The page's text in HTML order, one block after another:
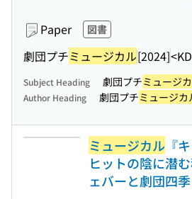
Paper 図書
劇団プチミュージカル[2024]
Subject Heading 劇団プチミュージ
Author Heading 劇団プチミュージカ
ミュージカル 『
ヒットの陰に潜
ェバーと劇団四季